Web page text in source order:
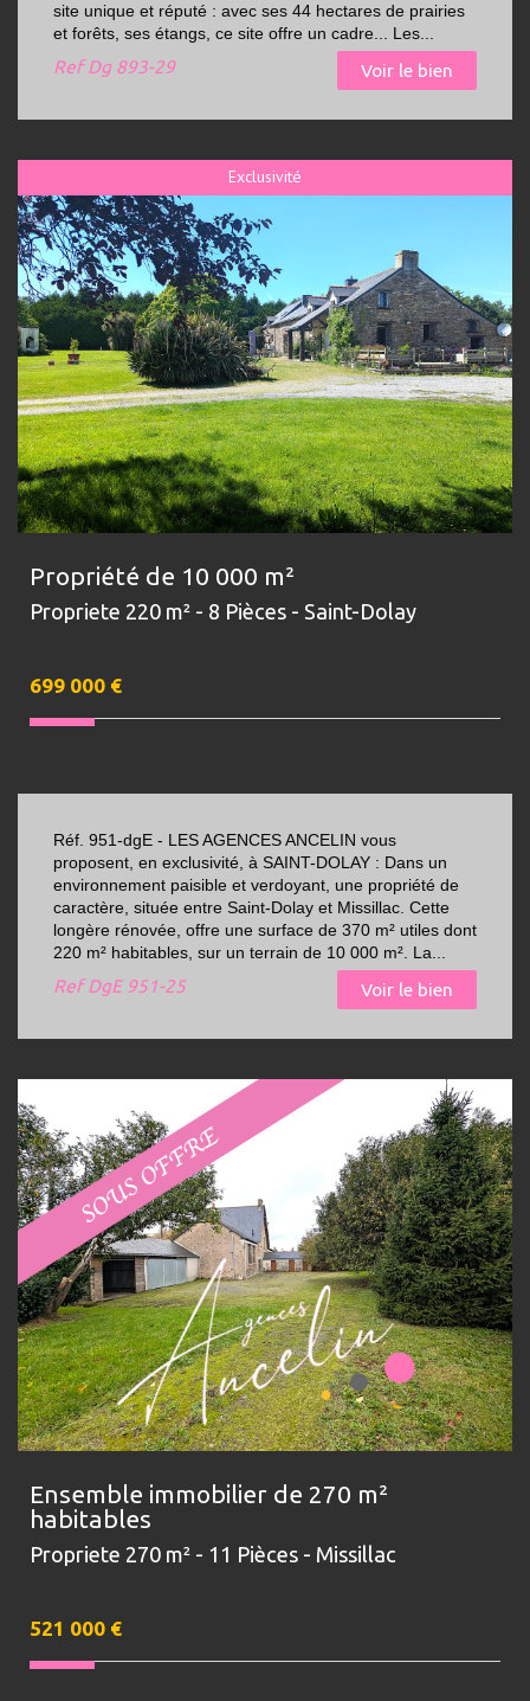
site unique et réputé : avec ses 44 hectares de prairies
et forêts, ses étangs, ce site offre un cadre... Les...
RefDg 893-29 Voir le bien
Exclusivité
Propriété de 10 000 m²
Propriete 220 m² - 8 Pièces - Saint-Dolay
699 000 €
Réf. 951-dgE - LES AGENCES ANCELIN vous
proposent, en exclusivité, à SAINT-DOLAY : Dans un
environnement paisible et verdoyant, une propriété de
caractère, située entre Saint-Dolay et Missillac. Cette
longère rénovée, offre une surface de 370 m² utiles dont
220 m² habitables, sur un terrain de 10 000 m². La...
RefDgE 951-25 Voir le bien
Ensemble immobilier de 270 m²
habitables
Propriete 270 m² - 11 Pièces - Missillac
521 000 €